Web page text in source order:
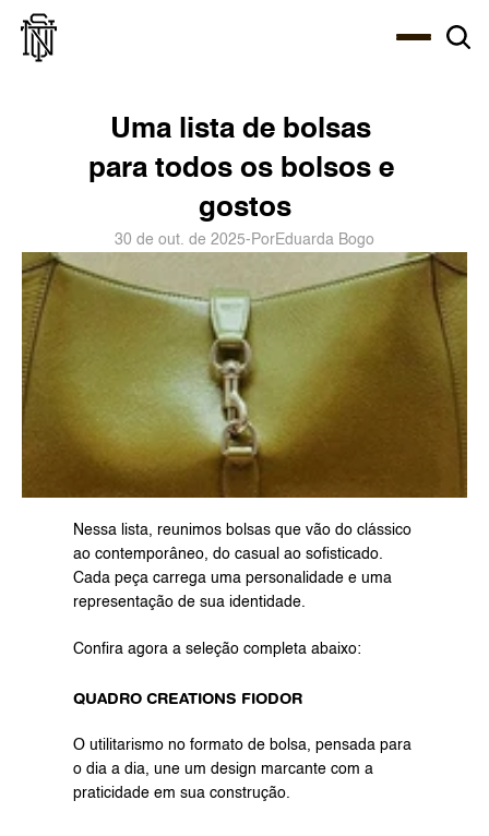
Uma lista de bolsas
para todos os bolsos e
gostos
30 de out. de 2025- PorEduarda Bogo
Nessa lista, reunimos bolsas que vão do clássico
ao contemporâneo, do casual ao sofisticado.
Cada peça carrega uma personalidade e uma
representação de sua identidade.
Confira agora a seleção completa abaixo:
QUADRO CREATIONS FIODOR
O utilitarismo no formato de bolsa, pensada para
o dia a dia, une um design marcante com a
praticidade em sua construção.